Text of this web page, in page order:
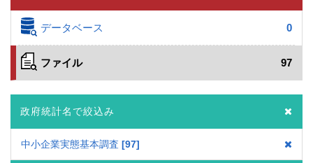
データベース 0
ファイル 97
政府統計名で絞込み
中小企業実態基本調査 97